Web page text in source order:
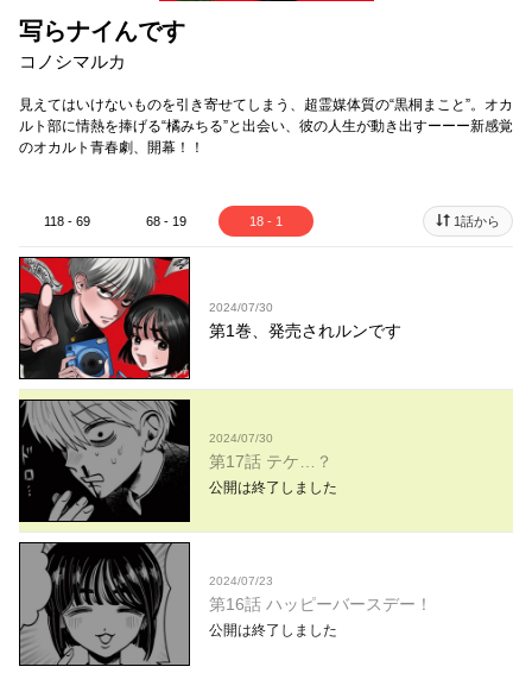
写らナイんです
コノシマルカ
見えてはいけないものを引き寄せてしまう、超霊媒体質の“黒桐まこと”。オカ
ルト部に情熱を捧げる“橘みちる”と出会い、彼の人生が動き出すーーー新感覚
のオカルト青春劇、開幕！！
118 - 69 68 - 19 18 - 1 1話から
2024/07/30
第1巻、発売されルンです
2024/07/30
第17話 テケ…？
公開は終了しました
2024/07/23
第16話 ハッピーバースデー！
公開は終了しました